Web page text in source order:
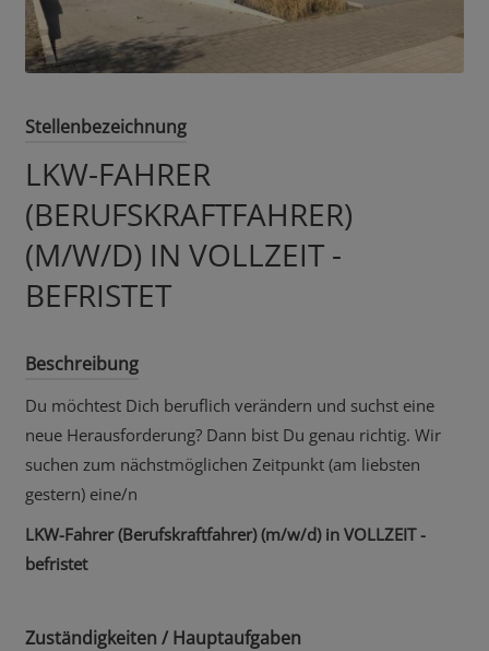
Stellenbezeichnung
LKW-FAHRER
(BERUFSKRAFTFAHRER)
(M/W/D) IN VOLLZEIT -
BEFRISTET
Beschreibung
Du möchtest Dich beruflich verändern und suchst eine
neue Herausforderung? Dann bist Du genau richtig. Wir
suchen zum nächstmöglichen Zeitpunkt (am liebsten
gestern) eine/n
LKW-Fahrer (Berufskraftfahrer) (m/w/d) in VOLLZEIT -
befristet
Zuständigkeiten / Hauptaufgaben